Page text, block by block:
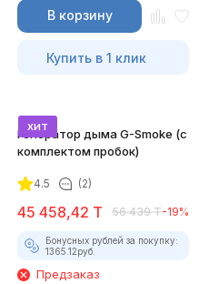
В корзину
Купить в 1 клик
хит
Генератор дыма G-Smoke (c
комплектом пробок)
4.5 (2)
45 458,42 T 56 439 T-19%
Бонусных рублей за покупку:
1365.12руб.
Предзаказ